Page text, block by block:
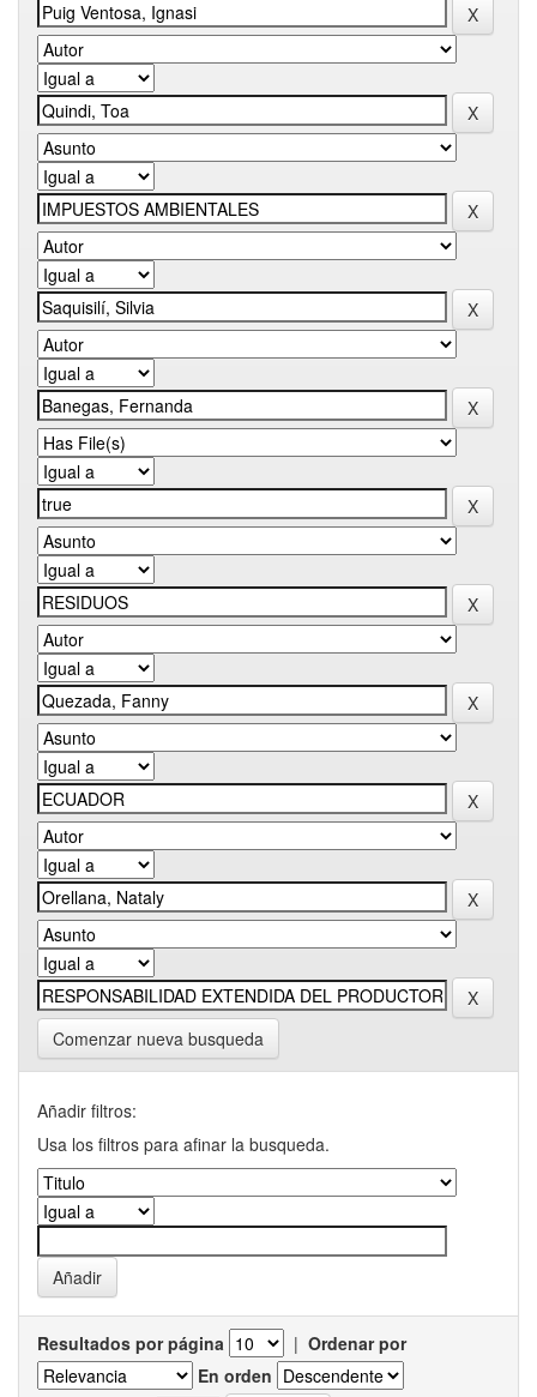
Comenzar nueva busqueda
Añadir filtros:
Usa los filtros para afinar la busqueda.
Resultados por página | Ordenar por
En orden